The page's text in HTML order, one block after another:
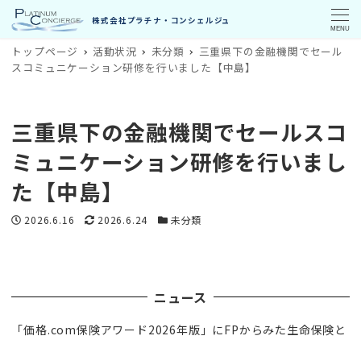
MENU
トップページ 活動状況 未分類
三重県下の金融機関でセール
スコミュニケーション研修を行いました【中島】
三重県下の金融機関でセールスコ
ミュニケーション研修を行いまし
た【中島】
投稿日
2026.6.16 更新日
2026.6.24 カテゴリー
未分類
ニュース
「価格.com保険アワード2026年版」にFPからみた生命保険と